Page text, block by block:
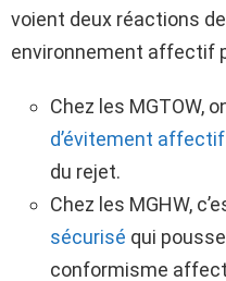
voient deux réactions
environnement affectif
Chez les MGTOW,
d’évitement affectif
du rejet.
Chez les MGHW,
sécurisé qui
conformisme